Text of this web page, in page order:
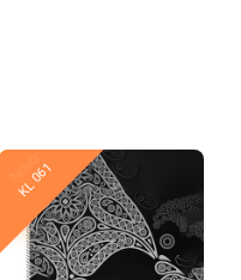
Novo
KL 061